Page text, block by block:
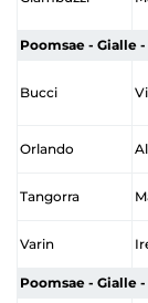
Poomsae - Gialle
Bucci
Orlando
Tangorra
Varin
Poomsae - Gialle